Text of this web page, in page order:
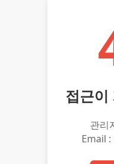
접근이
관리
Email